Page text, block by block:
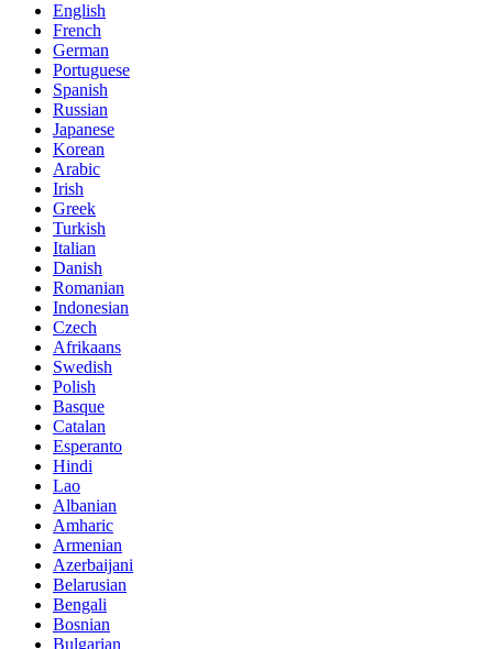
English
French
German
Portuguese
Spanish
Russian
Japanese
Korean
Arabic
Irish
Greek
Turkish
Italian
Danish
Romanian
Indonesian
Czech
Afrikaans
Swedish
Polish
Basque
Catalan
Esperanto
Hindi
Lao
Albanian
Amharic
Armenian
Azerbaijani
Belarusian
Bengali
Bosnian
Bulgarian